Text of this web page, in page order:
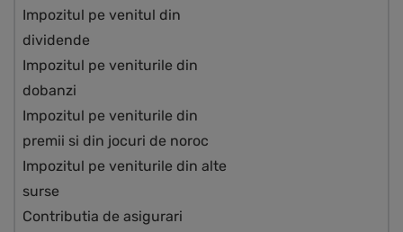
Impozitul pe venitul din
dividende
Impozitul pe veniturile din
dobanzi
Impozitul pe veniturile din
premii si din jocuri de noroc
Impozitul pe veniturile din alte
surse
Contributia de asigurari